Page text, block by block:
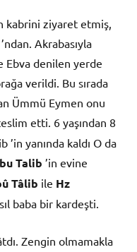
kabrini ziyaret etmiş,
Akrabasıyla
Ebva denilen yerde
verildi. Bu sırada
Ümmü Eymen onu
etti. 6 yaşından 8
yanında kaldı O da
Talib ’in evine
Tâlib ile Hz
baba bir kardeşti.
Zengin olmamakla